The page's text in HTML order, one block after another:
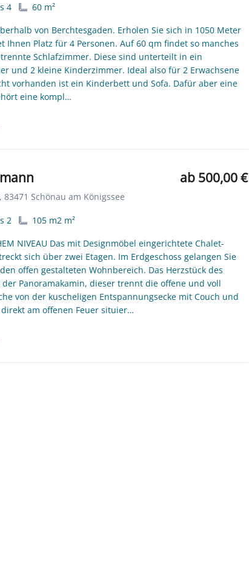
4
60 m²
von Berchtesgaden. Erholen Sie sich in 1050 Meter
Ihnen Platz für 4 Personen. Auf 60 qm findet so manches
Schlafzimmer. Diese sind unterteilt in ein
und 2 kleine Kinderzimmer. Ideal also für 2 Erwachsene
vorhanden ist ein Kinderbett und Sofa. Dafür aber eine
eine kompl…
ab 500,00 €
Schönau am Königssee
2
105 m2 m²
NIVEAU Das mit Designmöbel eingerichtete Chalet-
sich über zwei Etagen. Im Erdgeschoss gelangen Sie
offen gestalteten Wohnbereich. Das Herzstück des
Panoramakamin, dieser trennt die offene und voll
von der kuscheligen Entspannungsecke mit Couch und
direkt am offenen Feuer situier…